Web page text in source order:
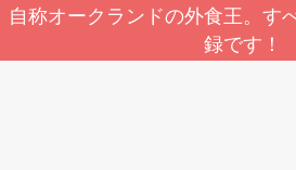
自称オークランドの外食王。す
録です！